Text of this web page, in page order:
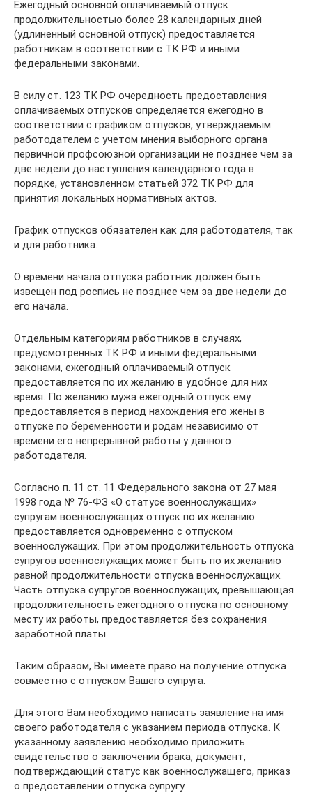
Ежегодный основной оплачиваемый отпуск
продолжительностью более 28 календарных дней
(удлиненный основной отпуск) предоставляется
работникам в соответствии с ТК РФ и иными
федеральными законами.
В силу ст. 123 ТК РФ очередность предоставления
оплачиваемых отпусков определяется ежегодно в
соответствии с графиком отпусков, утверждаемым
работодателем с учетом мнения выборного органа
первичной профсоюзной организации не позднее чем за
две недели до наступления календарного года в
порядке, установленном статьей 372 ТК РФ для
принятия локальных нормативных актов.
График отпусков обязателен как для работодателя, так
и для работника.
О времени начала отпуска работник должен быть
извещен под роспись не позднее чем за две недели до
его начала.
Отдельным категориям работников в случаях,
предусмотренных ТК РФ и иными федеральными
законами, ежегодный оплачиваемый отпуск
предоставляется по их желанию в удобное для них
время. По желанию мужа ежегодный отпуск ему
предоставляется в период нахождения его жены в
отпуске по беременности и родам независимо от
времени его непрерывной работы у данного
работодателя.
Согласно п. 11 ст. 11 Федерального закона от 27 мая
1998 года № 76-ФЗ «О статусе военнослужащих»
супругам военнослужащих отпуск по их желанию
предоставляется одновременно с отпуском
военнослужащих. При этом продолжительность отпуска
супругов военнослужащих может быть по их желанию
равной продолжительности отпуска военнослужащих.
Часть отпуска супругов военнослужащих, превышающая
продолжительность ежегодного отпуска по основному
месту их работы, предоставляется без сохранения
заработной платы.
Таким образом, Вы имеете право на получение отпуска
совместно с отпуском Вашего супруга.
Для этого Вам необходимо написать заявление на имя
своего работодателя с указанием периода отпуска. К
указанному заявлению необходимо приложить
свидетельство о заключении брака, документ,
подтверждающий статус как военнослужащего, приказ
о предоставлении отпуска супругу.